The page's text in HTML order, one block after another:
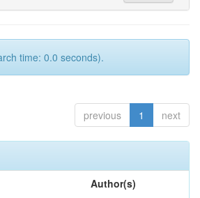
time: 0.0 seconds).
previous 1 next
Author(s)